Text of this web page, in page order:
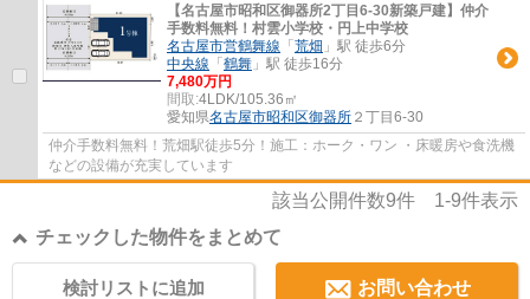
【名古屋市昭和区御器所2丁目6-30新築戸建】仲介
手数料無料！村雲小学校・円上中学校
名古屋市営鶴舞線 「 荒畑 」駅 徒歩6分
中央線 「 鶴舞 」駅 徒歩16分
7,480万円
間取:4LDK/105.36㎡
愛知県名古屋市昭和区御器所 ２丁目6-30
仲介手数料無料！荒畑駅徒歩5分！施工：ホーク・ワン ・床暖房や食洗機
などの設備が充実しています
該当公開件数9件 1-9件表示
チェックした物件をまとめて
お問い合わせ
検討リストに追加